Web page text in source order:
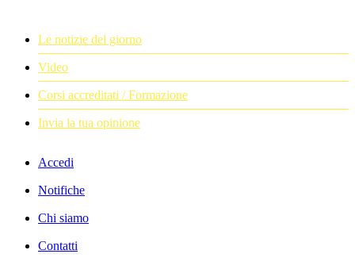
Le notizie del giorno
Video
Corsi accreditati / Formazione
Invia la tua opinione
Accedi
Notifiche
Chi siamo
Contatti